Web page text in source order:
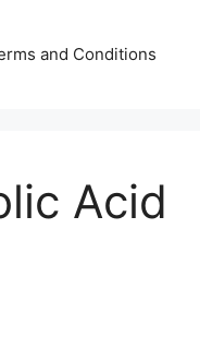
and Conditions
Acid